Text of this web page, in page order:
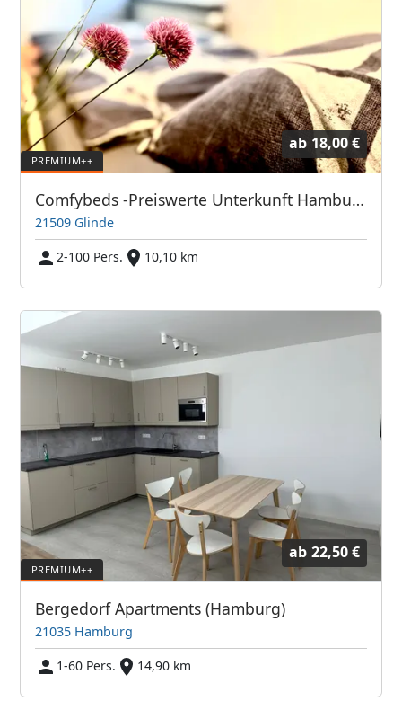
ab 18,00 €
Comfybeds -Preiswerte Unterkunft Hamburg und Umland
21509 Glinde
2-100 Pers.
10,10 km
ab 22,50 €
Bergedorf Apartments (Hamburg)
21035 Hamburg
1-60 Pers.
14,90 km